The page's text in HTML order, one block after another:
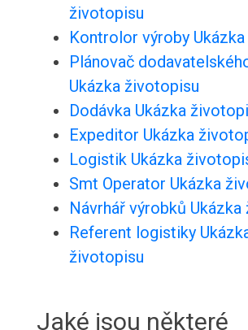
životopisu
Kontrolor výroby
Plánovač
Ukázka životopisu
Dodávka Ukázka
Expeditor Ukázka
Logistik Ukázka
Smt Operator Ukázka
Návrhář výrobků
Referent logistiky
životopisu
Jaké jsou některé